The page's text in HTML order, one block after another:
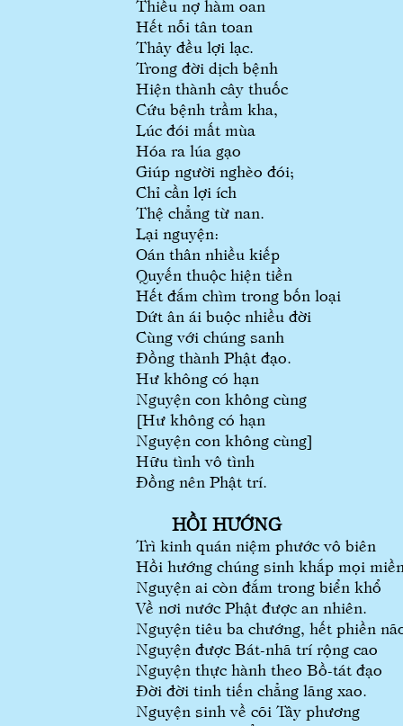
Thiếu nợ hàm oan
Hết nỗi tân toan
Thảy đều lợi lạc.
Trong đời dịch bệnh
Hiện thành cây thuốc
Cứu bệnh trầm kha,
Lúc đói mất mùa
Hóa ra lúa gạo
Giúp người nghèo đói;
Chỉ cần lợi ích
Thệ chẳng từ nan.
Lại nguyện:
Oán thân nhiều kiếp
Quyến thuộc hiện tiền
Hết đắm chìm trong bốn loại
Dứt ân ái buộc nhiều đời
Cùng với chúng sanh
Đồng thành Phật đạo.
Hư không có hạn
Nguyện con không cùng
[Hư không có hạn
Nguyện con không cùng]
Hữu tình vô tình
Đồng nên Phật trí.
HỒI HƯỚNG
Trì kinh quán niệm phước vô biên
Hồi hướng chúng sinh khắp mọi
Nguyện ai còn đắm trong biển khổ
Về nơi nước Phật được an nhiên.
Nguyện tiêu ba chướng, hết phiền
Nguyện được Bát-nhã trí rộng cao
Nguyện thực hành theo Bồ-tát đạo
Đời đời tinh tiến chẳng lãng xao.
Nguyện sinh về cõi Tây phương